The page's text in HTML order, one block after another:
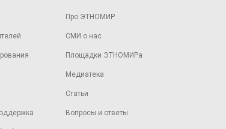
Про ЭТНОМИР
СМИ о нас
Площадки ЭТНОМИРа
Медиатека
Статьи
Вопросы и ответы